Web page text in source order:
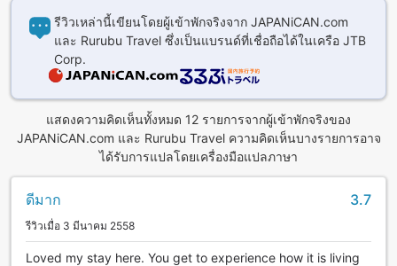
รีวิวเหล่านี้เขียนโดยผู้เข้าพักจริงจาก JAPANiCAN.com
และ Rurubu Travel ซึ่งเป็นแบรนด์ที่เชื่อถือได้ในเครือ JTB
Corp.
แสดงความคิดเห็นทั้งหมด 12 รายการจากผู้เข้าพักจริงของ
JAPANiCAN.com และ Rurubu Travel ความคิดเห็นบางรายการอาจ
ได้รับการแปลโดยเครื่องมือแปลภาษา
ดีมาก 3.7
รีวิวเมื่อ 3 มีนาคม 2558
Loved my stay here. You get to experience how it is living